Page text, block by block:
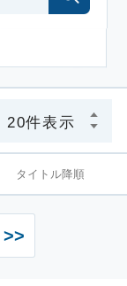
タイトル降順
>>